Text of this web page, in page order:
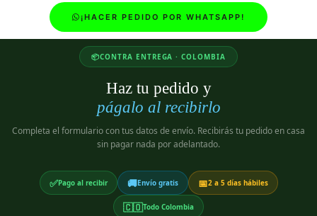
¡HACER PEDIDO POR WHATSAPP!
📦CONTRA ENTREGA · COLOMBIA
Haz tu pedido y
págalo al recibirlo
Completa el formulario con tus datos de envío. Recibirás tu pedido en casa
sin pagar nada por adelantado.
✅Pago al recibir 🚚Envío gratis 📅2 a 5 días hábiles
🇨🇴Todo Colombia